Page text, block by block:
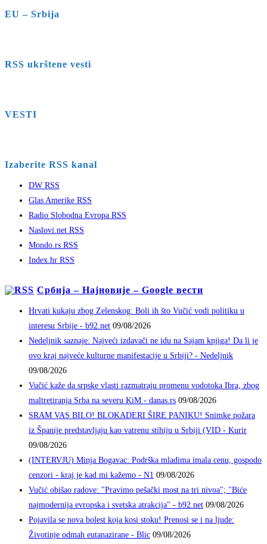
EU – Srbija
RSS ukrštene vesti
VESTI
Izaberite RSS kanal
DW RSS
Glas Amerike RSS
Radio Slobodna Evropa RSS
Naslovi.net RSS
Mondo.rs RSS
Index.hr RSS
Србија – Најновије – Google вести
Hrvati kukaju zbog Zelenskog: Boli ih što Vučić vodi politiku u
interesu Srbije - b92.net 09/08/2026
Nedeljnik saznaje: Najveći izdavači ne idu na Sajam knjiga! Da li je
ovo kraj najveće kulturne manifestacije u Srbiji? - Nedeljnik
09/08/2026
Vučić kaže da srpske vlasti razmatraju promenu vodotoka Ibra, zbog
maltretiranja Srba na severu KiM - danas.rs 09/08/2026
SRAM VAS BILO! BLOKADERI ŠIRE PANIKU! Snimke požara
iz Španije predstavljaju kao vatrenu stihiju u Srbiji (VID - Kurir
09/08/2026
(INTERVJU) Minja Bogavac: Podrška mladima imala cenu, gospodo
cenzori - kraj je kad mi kažemo - N1 09/08/2026
Vučić obišao radove: "Pravimo pešački most na tri nivoa"; "Biće
najmodernija evropska i svetska atrakcija" - b92.net 09/08/2026
Pojavila se nova bolest koja kosi stoku! Prenosi se i na ljude:
Životinje odmah eutanazirane - Blic 09/08/2026